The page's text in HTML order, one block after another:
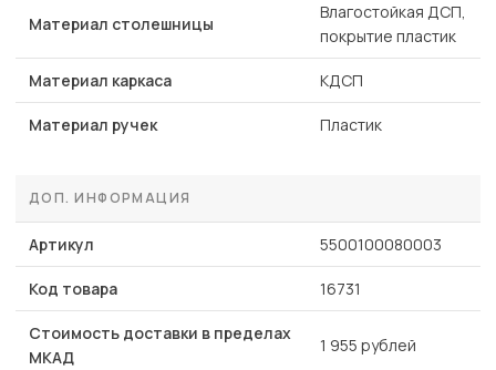
Материал столешницы
Влагостойкая ДСП,
покрытие пластик
Материал каркаса КДСП
Материал ручек Пластик
ДОП. ИНФОРМАЦИЯ
Артикул 5500100080003
Код товара 16731
Стоимость доставки в пределах
МКАД
1 955 рублей